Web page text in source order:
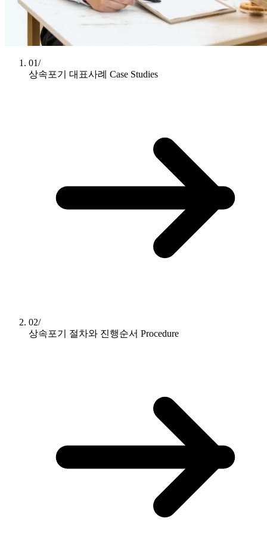
01/
상속포기 대표사례 Case Studies
02/
상속포기 절차와 진행순서 Procedure